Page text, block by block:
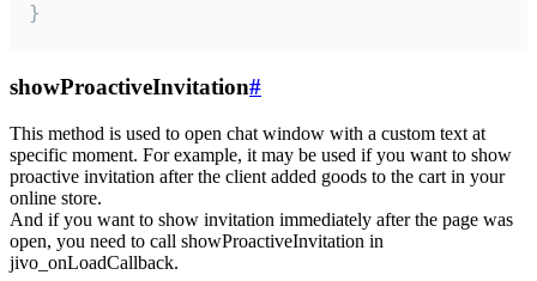
}
showProactiveInvitation#
This method is used to open chat window with a custom text at
specific moment. For example, it may be used if you want to show
proactive invitation after the client added goods to the cart in your
online store.
And if you want to show invitation immediately after the page was
open, you need to call showProactiveInvitation in
jivo_onLoadCallback.